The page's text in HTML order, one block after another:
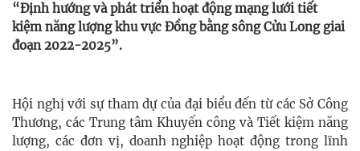
“Ðịnh hướng và phát triển hoạt động mạng lưới tiết
kiệm năng lượng khu vực Đồng bằng sông Cửu Long giai
đoạn 2022-2025”.
Hội nghị với sự tham dự của đại biểu đến từ các Sở Công
Thương, các Trung tâm Khuyến công và Tiết kiệm năng
lượng, các đơn vị, doanh nghiệp hoạt động trong lĩnh